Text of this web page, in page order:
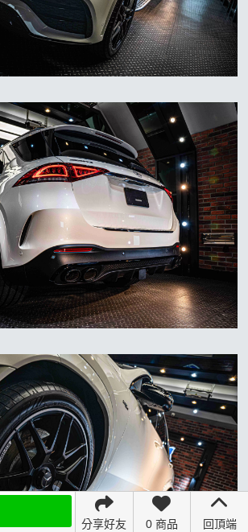
回頂端
0 商品
分享好友